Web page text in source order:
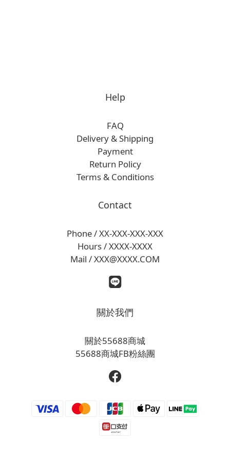
Help
FAQ
Delivery & Shipping
Payment
Return Policy
Terms & Conditions
Contact
Phone / XX-XXX-XXX-XXX
Hours / XXXX-XXXX
Mail / XXX@XXXX.COM
關於我們
關於55688商城
55688商城FB粉絲團